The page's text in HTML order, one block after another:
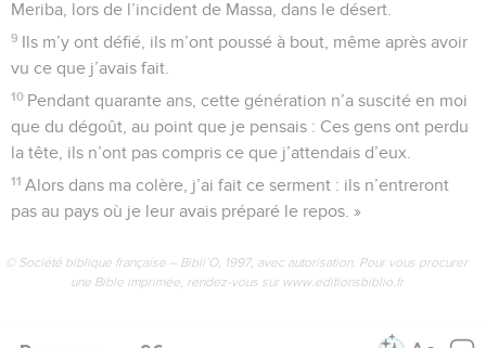
14 Non, le Seigneur ne rejette pas son peuple, il
n’abandonne pas ceux qui lui appartiennent.
15 Oui, il y aura de nouveau une justice, et tous les hommes
au cœur droit l’approuveront.
16 Ah, comme j’aimerais avoir un défenseur contre ces gens
malfaisants, un avocat contre ces fauteurs de malheur !
17 Si le Seigneur ne m’avait pas secouru, je ne serais pas loin
du pays du silence.
bonté, Seigneur, m’a soutenu.